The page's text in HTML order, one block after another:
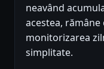
neavând
acestea,
monitorizarea
simplitate.